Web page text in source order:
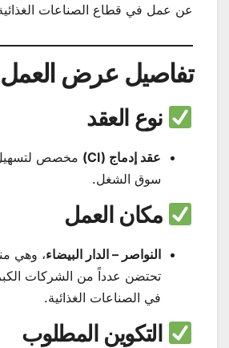
عن عمل في قطاع الصناعات
تفاصيل عرض العمل
نوع العقد
عقد إدماج (CI)
مخصص لتسهيل
سوق الشغل.
مكان العمل
النواصر – الدار البيضاء، وهي
تحتضن عدداً من الشركات
في الصناعات الغذائية.
التكوين المطلوب